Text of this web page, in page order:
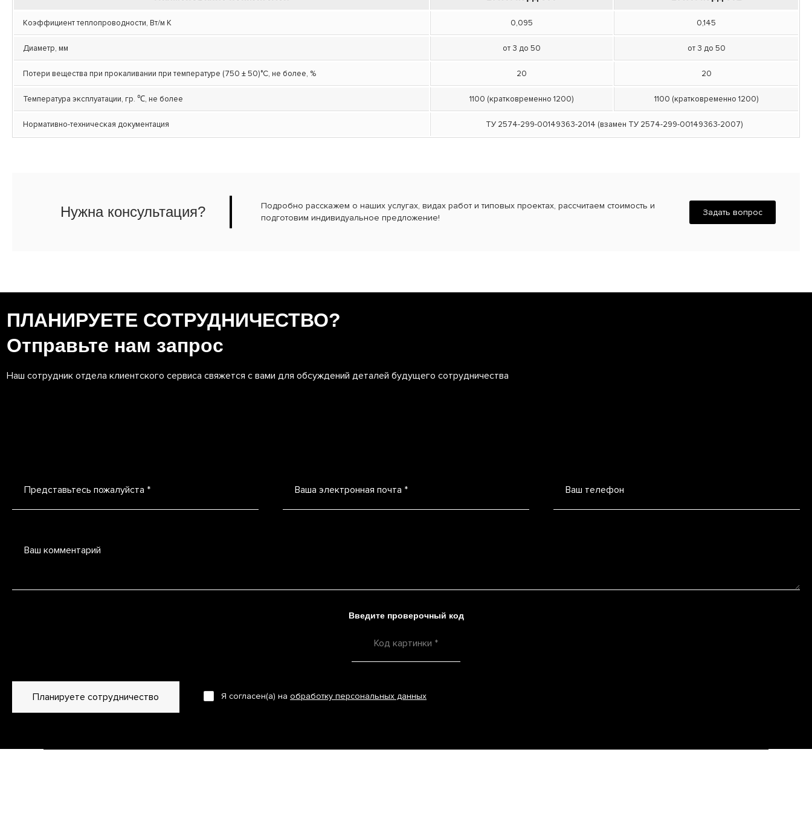
Коэффициент теплопроводности, Вт/м К 0,095 0,145
Диаметр, мм от 3 до 50 от 3 до 50
Потери вещества при прокаливании при температуре (750 ± 50)°С, не более, % 20 20
Температура эксплуатации, гр. ℃, не более 1100 (кратковременно 1200) 1100 (кратковременно 1200)
Нормативно-техническая документация ТУ 2574-299-00149363-2014 (взамен ТУ 2574-299-00149363-2007)
Нужна консультация?
Подробно расскажем о наших услугах, видах работ и типовых проектах, рассчитаем стоимость и
подготовим индивидуальное предложение!
Задать вопрос
Наш сотрудник отдела клиентского сервиса свяжется с вами для обсуждений деталей будущего сотрудничества
ПЛАНИРУЕТЕ СОТРУДНИЧЕСТВО?
Отправьте нам запрос
Представьтесь пожалуйста * Ваша электронная почта * Ваш телефон
Ваш комментарий
Введите проверочный код
Планируете сотрудничество Я согласен(а) на обработку персональных данных